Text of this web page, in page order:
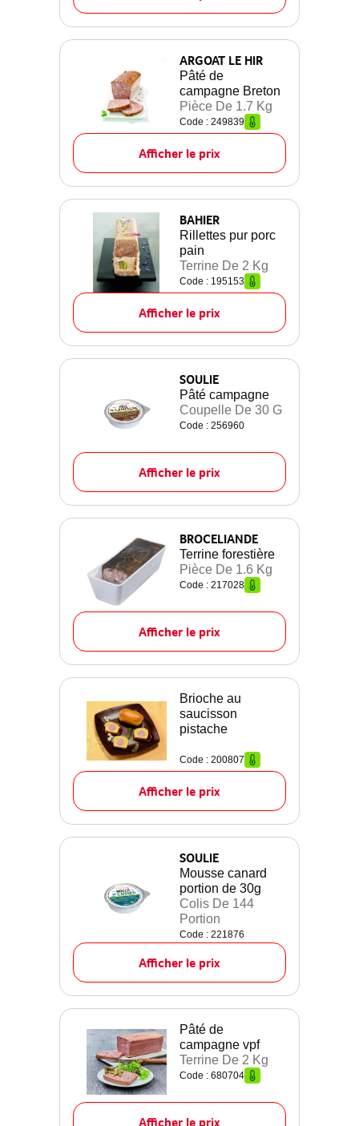
ARGOAT LE HIR
Pâté de
campagne Breton
Pièce De 1.7 Kg
Code : 249839
Afficher le prix
BAHIER
Rillettes pur porc
pain
Terrine De 2 Kg
Code : 195153
Afficher le prix
SOULIE
Pâté campagne
Coupelle De 30 G
Code : 256960
Afficher le prix
BROCELIANDE
Terrine forestière
Pièce De 1.6 Kg
Code : 217028
Afficher le prix
Brioche au
saucisson
pistache
Code : 200807
Afficher le prix
SOULIE
Mousse canard
portion de 30g
Colis De 144
Portion
Code : 221876
Afficher le prix
Pâté de
campagne vpf
Terrine De 2 Kg
Code : 680704
Afficher le prix